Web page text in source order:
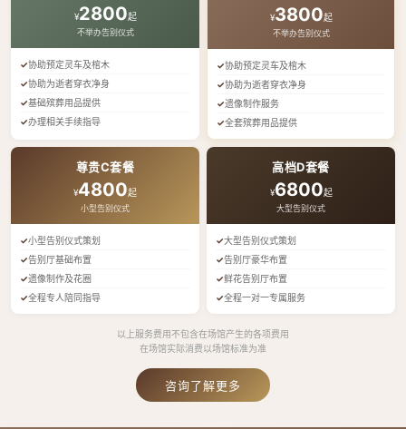
¥2800起
不举办告别仪式
协助预定灵车及棺木
协助为逝者穿衣净身
基础殡葬用品提供
办理相关手续指导
¥3800起
不举办告别仪式
协助预定灵车及棺木
协助为逝者穿衣净身
遗像制作服务
全套殡葬用品提供
尊贵C套餐
¥4800起
小型告别仪式
小型告别仪式策划
告别厅基础布置
遗像制作及花圈
全程专人陪同指导
高档D套餐
¥6800起
大型告别仪式
大型告别仪式策划
告别厅豪华布置
鲜花告别厅布置
全程一对一专属服务
以上服务费用不包含在场馆产生的各项费用
在场馆实际消费以场馆标准为准
咨询了解更多